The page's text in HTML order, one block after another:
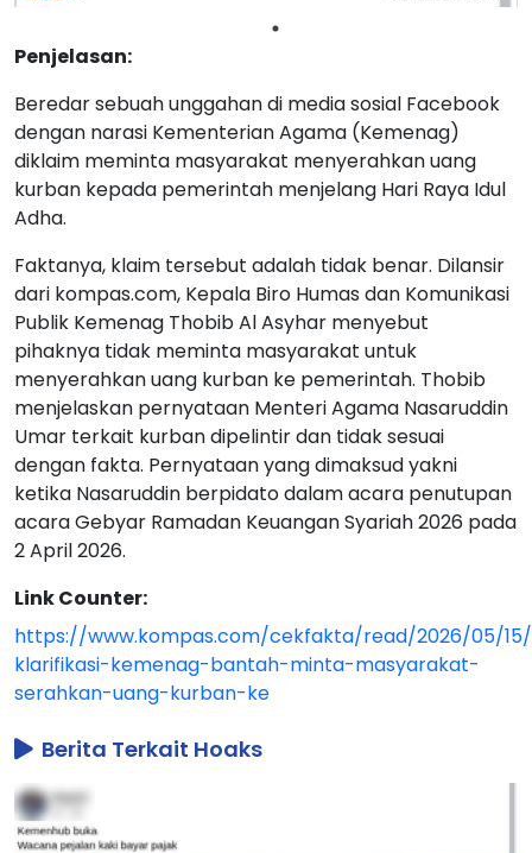
Penjelasan:
Beredar sebuah unggahan di media sosial Facebook
dengan narasi Kementerian Agama (Kemenag)
diklaim meminta masyarakat menyerahkan uang
kurban kepada pemerintah menjelang Hari Raya Idul
Adha.
Faktanya, klaim tersebut adalah tidak benar. Dilansir
dari kompas.com, Kepala Biro Humas dan Komunikasi
Publik Kemenag Thobib Al Asyhar menyebut
pihaknya tidak meminta masyarakat untuk
menyerahkan uang kurban ke pemerintah. Thobib
menjelaskan pernyataan Menteri Agama Nasaruddin
Umar terkait kurban dipelintir dan tidak sesuai
dengan fakta. Pernyataan yang dimaksud yakni
ketika Nasaruddin berpidato dalam acara penutupan
acara Gebyar Ramadan Keuangan Syariah 2026 pada
2 April 2026.
Link Counter:
https://www.kompas.com/cekfakta/read/2026/05/15/
klarifikasi-kemenag-bantah-minta-masyarakat-
serahkan-uang-kurban-ke
Berita Terkait Hoaks